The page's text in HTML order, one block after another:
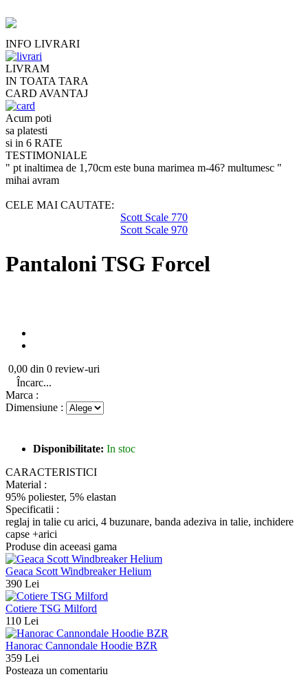
INFO LIVRARI
LIVRAM
IN TOATA TARA
CARD AVANTAJ
Acum poti
sa platesti
si in 6 RATE
TESTIMONIALE
" pt inaltimea de 1,70cm este buna marimea m-46? multumesc "
mihai avram
CELE MAI CAUTATE:
Scott Scale 770
Scott Scale 970
Pantaloni TSG Forcel
0,00 din 0 review-uri
Încarc...
Marca :
Dimensiune :
Disponibilitate: In stoc
CARACTERISTICI
Material :
95% poliester, 5% elastan
Specificatii :
reglaj in talie cu arici, 4 buzunare, banda adeziva in talie, inchidere
capse +arici
Produse din aceeasi gama
Geaca Scott Windbreaker Helium
390 Lei
Cotiere TSG Milford
110 Lei
Hanorac Cannondale Hoodie BZR
359 Lei
Posteaza un comentariu